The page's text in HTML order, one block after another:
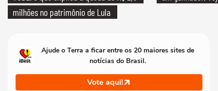
milhões no patrimônio de Lula
Ajude o Terra a ficar entre os 20 maiores sites de
notícias do Brasil.
Vote aqui!